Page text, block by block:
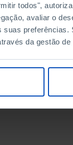
todos",
avaliar o
da gestão
DATA